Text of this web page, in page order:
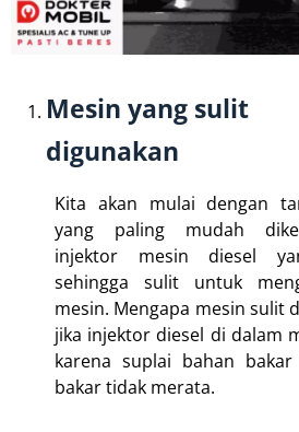
Mesin yang sulit
digunakan
Kita akan mulai dengan
yang paling mudah
injektor mesin diesel
sehingga sulit untuk
mesin. Mengapa mesin sulit
jika injektor diesel di dalam
karena suplai bahan
bakar tidak merata.